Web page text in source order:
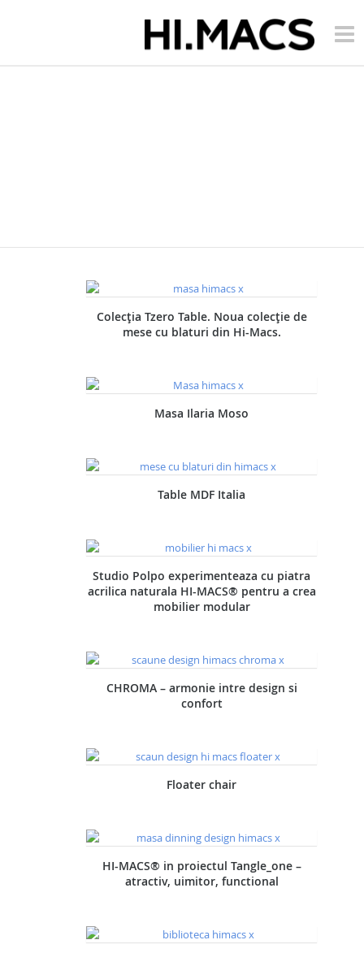
Colecția Tzero Table. Noua colecție de
mese cu blaturi din Hi-Macs.
Masa Ilaria Moso
Table MDF Italia
Studio Polpo experimenteaza cu piatra
acrilica naturala HI-MACS® pentru a crea
mobilier modular
CHROMA – armonie intre design si
confort
Floater chair
HI-MACS® in proiectul Tangle_one –
atractiv, uimitor, functional